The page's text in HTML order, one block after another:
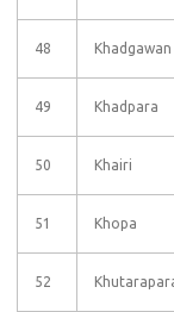
48 Khadgawan
49 Khadpara
50 Khairi
51 Khopa
52